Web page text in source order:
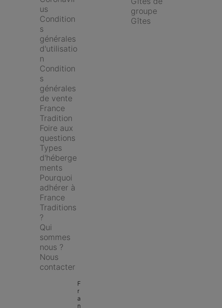
us
Condition
s
générales
d'utilisatio
n
Condition
s
générales
de vente
France
Tradition
Foire aux
questions
Types
d'héberge
ments
Pourquoi
adhérer à
France
Traditions
?
Qui
sommes
nous ?
Nous
contacter
groupe
Gîtes
F
r
a
n